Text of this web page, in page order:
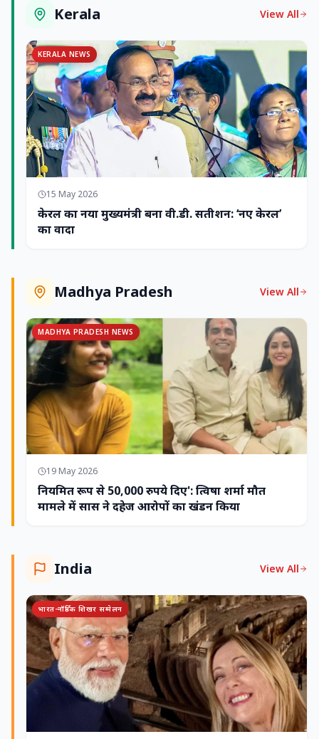
Kerala View All
KERALA NEWS
15 May 2026
केरल का नया मुख्यमंत्री बना वी.डी. सतीशन: ‘नए केरल’
का वादा
Madhya Pradesh View All
MADHYA PRADESH NEWS
19 May 2026
नियमित रूप से 50,000 रुपये दिए': त्विषा शर्मा मौत
मामले में सास ने दहेज आरोपों का खंडन किया
India View All
भारत-नॉर्डिक शिखर सम्मेलन